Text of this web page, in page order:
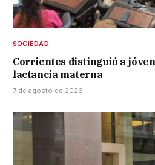
SOCIEDAD
Corrientes distinguió a
lactancia materna
7 de agosto de 2026